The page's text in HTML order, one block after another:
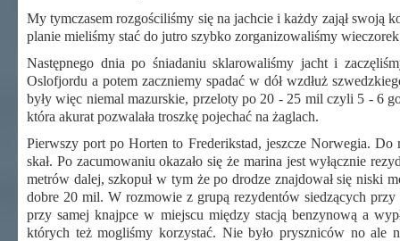
My tymczasem rozgościliśmy się na jachcie i każdy zajął swoją
planie mieliśmy stać do jutro szybko zorganizowaliśmy
Następnego dnia po śniadaniu sklarowaliśmy jacht i
Oslofjordu a potem zaczniemy spadać w dół wzdłuż
były więc niemal mazurskie, przeloty po 20 - 25 mil czyli 5 - 6
która akurat pozwalała troszkę pojechać na żaglach.
Pierwszy port po Horten to Frederikstad, jeszcze Norwegia.
skał. Po zacumowaniu okazało się że marina jest wyłącznie
metrów dalej, szkopuł w tym że po drodze znajdował się niski
dobre 20 mil. W rozmowie z grupą rezydentów siedzących
przy samej knajpce w miejscu między stacją benzynową a
których też mogliśmy korzystać. Nie było pryszniców no ale